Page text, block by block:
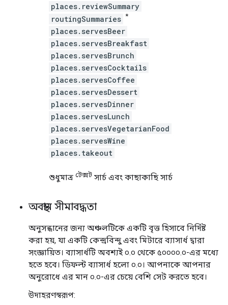
places.reviewSummary
routingSummaries *
places.servesBeer
places.servesBreakfast
places.servesBrunch
places.servesCocktails
places.servesCoffee
places.servesDessert
places.servesDinner
places.servesLunch
places.servesVegetarianFood
places.servesWine
places.takeout
শুধুমাত্র টেক্সট সার্চ এবং কাছাকাছি সার্চ
অবস্থান সীমাবদ্ধতা
অনুসন্ধানের জন্য অঞ্চলটিকে একটি বৃত্ত হিসাবে নির্দিষ্ট
করা হয়, যা একটি কেন্দ্রবিন্দু এবং মিটারে ব্যাসার্ধ দ্বারা
সংজ্ঞায়িত। ব্যাসার্ধটি অবশ্যই ০.০ থেকে ৫০০০০.০-এর মধ্যে
হতে হবে। ডিফল্ট ব্যাসার্ধ হলো ০.০। আপনাকে আপনার
অনুরোধে এর মান ০.০-এর চেয়ে বেশি সেট করতে হবে।
উদাহরণস্বরূপ: